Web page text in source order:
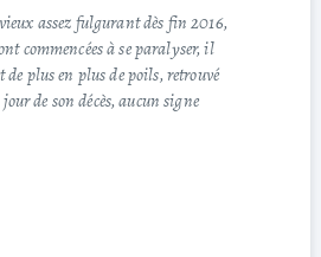
assez fulgurant dès fin 2016,
commencées à se paralyser, il
plus en plus de poils, retrouvé
de son décès, aucun signe